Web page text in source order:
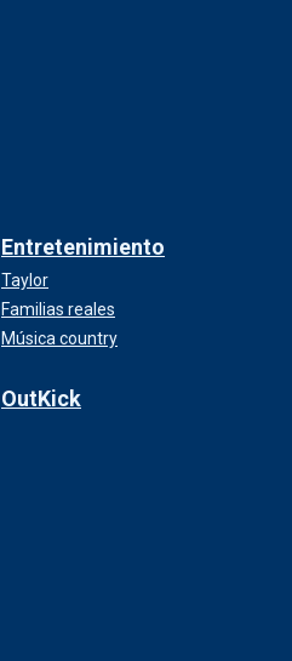
Entretenimiento
Taylor
Familias reales
Música country
OutKick